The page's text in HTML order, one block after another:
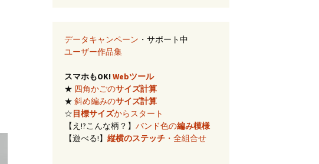
四角かごのサイズ計算
斜め編み(北欧編み)のサ
目標サイズからの概算
バンド色の編み模様
データキャンペーン ・サポート中
ユーザー作品集
スマホもOK! Webツール
★ 四角かごのサイズ計算
★ 斜め編みのサイズ計算
☆目標サイズからスタート
【え!?こんな柄？】 バンド色の編み模様
【遊べる!】 縦横のステッチ ・全組合せ